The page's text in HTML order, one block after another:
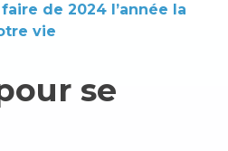
de 2024 l’année la
vie
se